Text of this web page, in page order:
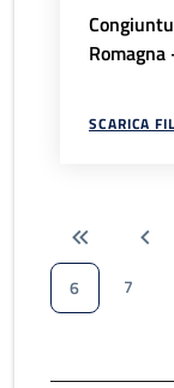
SCARICA
6
7